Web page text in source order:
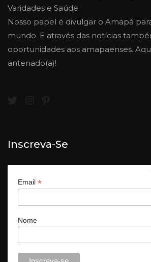
Varidades e Saúde.
Nosso papel é divulgar o Amapá
mundo. E através das notícias
oportunidades aos amapaenses.
antenado(a)!
Inscreva-Se
Email *
Nome